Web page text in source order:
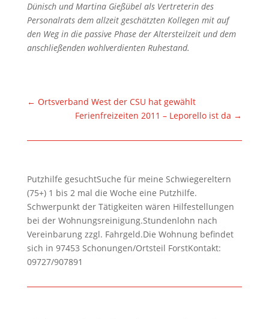
Dünisch und Martina Gießübel als Vertreterin des
Personalrats dem allzeit geschätzten Kollegen mit auf
den Weg in die passive Phase der Altersteilzeit und dem
anschließenden wohlverdienten Ruhestand.
← Ortsverband West der CSU hat gewählt
Ferienfreizeiten 2011 – Leporello ist da →
Putzhilfe gesuchtSuche für meine Schwiegereltern
(75+) 1 bis 2 mal die Woche eine Putzhilfe.
Schwerpunkt der Tätigkeiten wären Hilfestellungen
bei der Wohnungsreinigung.Stundenlohn nach
Vereinbarung zzgl. Fahrgeld.Die Wohnung befindet
sich in 97453 Schonungen/Ortsteil ForstKontakt:
09727/907891